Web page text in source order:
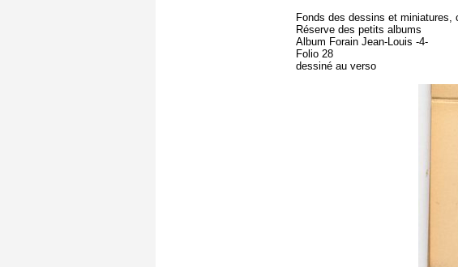
Fonds des dessins et miniatures,
Réserve des petits albums
Album Forain Jean-Louis -4-
Folio 28
dessiné au verso